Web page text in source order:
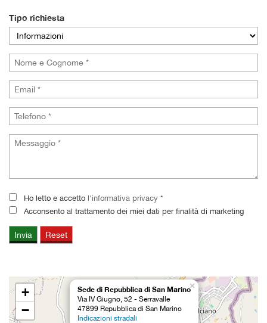
Tipo richiesta
Ho letto e accetto l'informativa privacy *
Acconsento al trattamento dei miei dati per finalità di marketing
Sede di Repubblica di San Marino
Via IV Giugno, 52 - Serravalle
47899 Repubblica di San Marino
Indicazioni stradali
×
+
−